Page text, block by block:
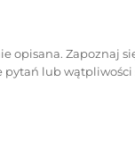
opisana. Zapoznaj
pytań lub